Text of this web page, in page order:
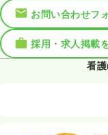
お問い合わせフ
採用・求人掲載
看